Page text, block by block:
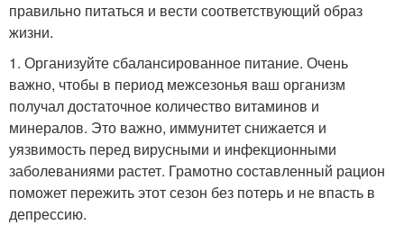
правильно питаться и вести соответствующий образ
жизни.
1. Организуйте сбалансированное питание. Очень
важно, чтобы в период межсезонья ваш организм
получал достаточное количество витаминов и
минералов. Это важно, иммунитет снижается и
уязвимость перед вирусными и инфекционными
заболеваниями растет. Грамотно составленный рацион
поможет пережить этот сезон без потерь и не впасть в
депрессию.